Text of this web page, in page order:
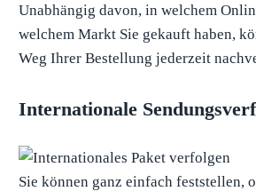
Unabhängig davon, in welchem
welchem ​​Markt Sie gekauft haben,
Weg Ihrer Bestellung jederzeit
Internationale
Sie können ganz einfach feststellen,